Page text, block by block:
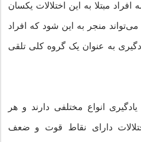
مبتلا به این اختلالات یکسان
منجر به این شود که افراد
به عنوان یک گروه کلی تلقی
یادگیری انواع مختلفی دارند و هر
دارای نقاط قوت و ضعف